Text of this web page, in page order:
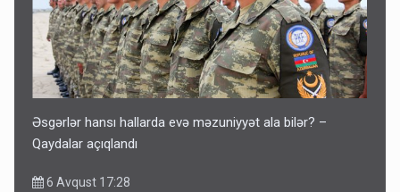
Əsgərlər hansı hallarda evə məzuniyyət ala bilər? –
Qaydalar açıqlandı
6 Avqust 17:28